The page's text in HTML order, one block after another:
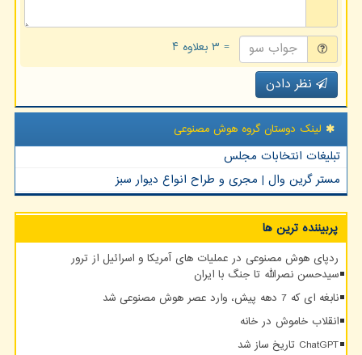
= ۳ بعلاوه ۴
نظر دادن
لینک دوستان گروه هوش مصنوعی
تبلیغات انتخابات مجلس
مستر گرین وال | مجری و طراح انواع دیوار سبز
پربیننده ترین ها
ردپای هوش مصنوعی در عملیات های آمریکا و اسرائیل از ترور
سیدحسن نصرالله تا جنگ با ایران
نابغه ای که 7 دهه پیش، وارد عصر هوش مصنوعی شد
انقلاب خاموش در خانه
ChatGPT تاریخ ساز شد